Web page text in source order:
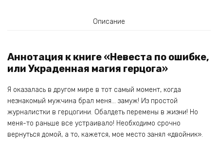
Описание
Аннотация к книге «Невеста по ошибке,
или Украденная магия герцога»
Я оказалась в другом мире в тот самый момент, когда
незнакомый мужчина брал меня… замуж! Из простой
журналистки в герцогини. Обалдеть перемены в жизни! Но
меня-то раньше все устраивало! Необходимо срочно
вернуться домой, а то, кажется, мое место занял «двойник».